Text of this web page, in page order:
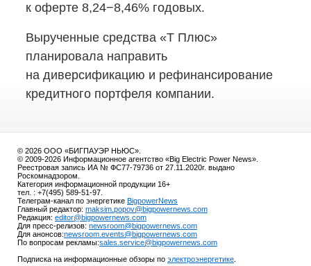
к оферте 8,24−8,46% годовых.
Вырученные средства «Т Плюс»
планировала направить
на диверсификацию и рефинансирование
кредитного портфеля компании.
© 2026 ООО «БИГПАУЭР НЬЮС».
© 2009-2026 Информационное агентство «Big Electric Power News».
Реестровая запись ИА № ФС77-79736 от 27.11.2020г. выдано
Роскомнадзором.
Категория информационной продукции 16+
тел. : +7(495) 589-51-97.
Телеграм-канал по энергетике BigpowerNews
Главный редактор: maksim.popov@bigpowernews.com
Редакция: editor@bigpowernews.com
Для пресс-релизов: newsroom@bigpowernews.com
Для анонсов:newsroom.events@bigpowernews.com
По вопросам рекламы:sales.service@bigpowernews.com
Подписка на информационные обзоры по электроэнергетике